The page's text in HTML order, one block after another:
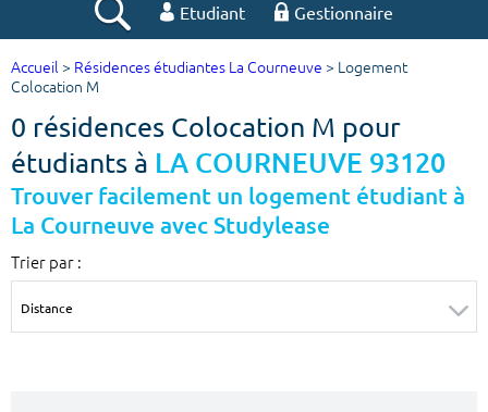
Etudiant Gestionnaire
Votre recherche
Ville, école
Budget min
€
Budget max
€
Surface min Surface max
Accueil > Résidences étudiantes La Courneuve > Logement
Colocation M
0 résidences Colocation M pour
étudiants à LA COURNEUVE 93120
Trouver facilement un logement étudiant à
La Courneuve avec Studylease
Trier par :